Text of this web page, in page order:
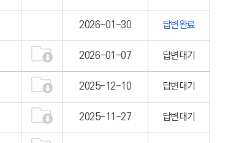
2026-01-30 답변완료
2026-01-07 답변대기
2025-12-10 답변대기
2025-11-27 답변대기